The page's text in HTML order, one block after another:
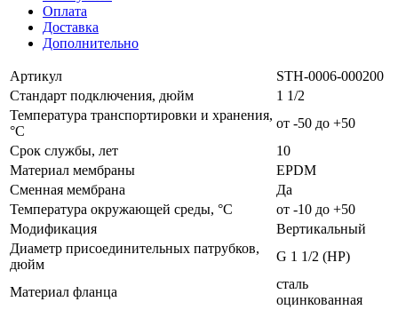
Оплата
Доставка
Дополнительно
Артикул
STH-0006-000200
Стандарт подключения, дюйм
1 1/2
Температура транспортировки и хранения,
°С
от -50 до +50
Срок службы, лет
10
Материал мембраны
EPDM
Сменная мембрана
Да
Температура окружающей среды, °С
от -10 до +50
Модификация
Вертикальный
Диаметр присоединительных патрубков,
дюйм
G 1 1/2 (НР)
Материал фланца
сталь
оцинкованная